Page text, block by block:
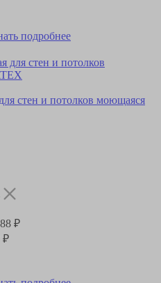
подробнее
стен и потолков моющаяся
₽
₽